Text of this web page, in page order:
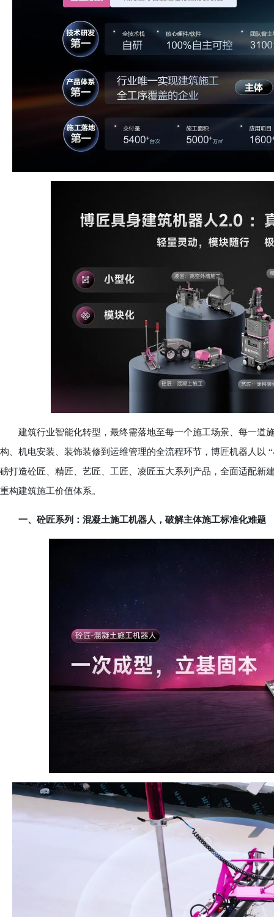
建筑行业智能化转型，最终需落地至每一个施工场景、每一道
构、机电安装、装饰装修到运维管理的全流程环节，博匠机器人以
磅打造砼匠、精匠、艺匠、工匠、凌匠五大系列产品，全面适配新
重构建筑施工价值体系。
一、砼匠系列：混凝土施工机器人，破解主体施工标准化难题